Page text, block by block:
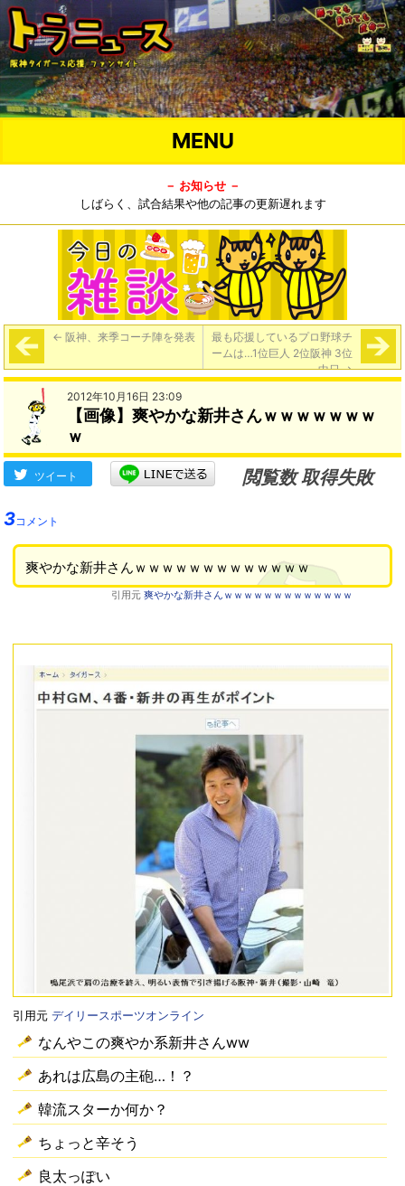
MENU
－ お知らせ －
しばらく、試合結果や他の記事の更新遅れます
← 阪神、来季コーチ陣を発表
最も応援しているプロ野球チ
ームは…1位巨人 2位阪神 3位
中日→
2012年10月16日 23:09
【画像】爽やかな新井さんｗｗｗｗｗｗｗ
ｗ
ツイート
閲覧数 取得失敗
3コメント
爽やかな新井さんｗｗｗｗｗｗｗｗｗｗｗｗｗ
引用元 爽やかな新井さんｗｗｗｗｗｗｗｗｗｗｗｗｗ
引用元デイリースポーツオンライン
なんやこの爽やか系新井さんww
あれは広島の主砲…！？
韓流スターか何か？
ちょっと辛そう
良太っぽい